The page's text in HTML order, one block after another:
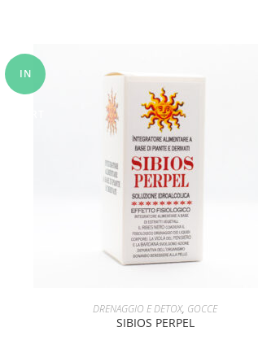
IN
AGGIUNGI AL CARRELLO
DRENAGGIO E DETOX, GOCCE
SIBIOS PERPEL